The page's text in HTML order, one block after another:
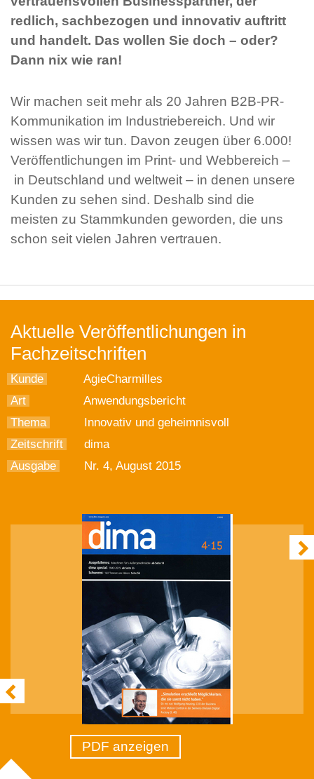
redlich, sachbezogen und innovativ auftritt
und handelt. Das wollen Sie doch – oder?
Dann nix wie ran!
Wir machen seit mehr als 20 Jahren B2B-PR-
Kommunikation im Industriebereich. Und wir
wissen was wir tun. Davon zeugen über 6.000!
Veröffentlichungen im Print- und Webbereich –
in Deutschland und weltweit – in denen unsere
Kunden zu sehen sind. Deshalb sind die
meisten zu Stammkunden geworden, die uns
schon seit vielen Jahren vertrauen.
Aktuelle Veröffentlichungen in
Fachzeitschriften
Kunde
AgieCharmilles
Art
Anwendungsbericht
Thema
Innovativ und geheimnisvoll
Zeitschrift
dima
Ausgabe
Nr. 4, August 2015
PDF anzeigen